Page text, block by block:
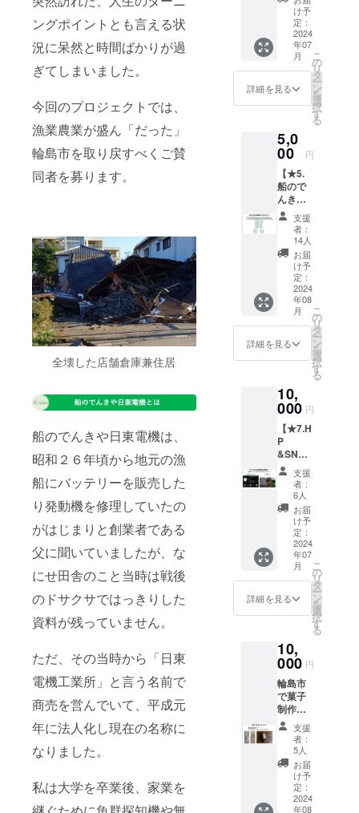
ングポイントとも言える状
況に呆然と時間ばかりが過
ぎてしまいました。
今回のプロジェクトでは、
漁業農業が盛ん「だった」
輪島市を取り戻すべくご賛
同者を募ります。
全壊した店舗倉庫兼住居
船のでんきや日東電機は、
昭和２６年頃から地元の漁
船にバッテリーを販売した
り発動機を修理していたの
がはじまりと創業者である
父に聞いていましたが、な
にせ田舎のこと当時は戦後
のドサクサではっきりした
資料が残っていません。
ただ、その当時から「日東
電機工業所」と言う名前で
商売を営んでいて、平成元
年に法人化し現在の名称に
なりました。
私は大学を卒業後、家業を
東電機
より、
感謝の
気持ち
を込め
てお礼
のメッ
セージ
お送り
させて
頂きま
す。 ※
支援金
額は、
申し込
み時に
「上乗
せ支
援」が
可能に
なって
おりま
す。 ※
この度
はご支
りがと
うござ
す。
け予
定：
2024
年07
月
詳細を見る
こ
の
リ
タ
ー
ン
を
選
択
す
る
5,0
00 円
【★5.
船ので
んきや
日東電
機オリ
ジナル
ロゴ
シー
ル】 船
のでん
きや日
東電機
のオリ
ジナル
ロゴ
シール3
トをお
届けし
ます！
オリジ
ナルロ
ゴマー
クシー
ル(3枚
セット)
大5cm
四方
小3cm
四方と
なりま
す。 ※
ただし
出来上
になら
ない場
ざいま
す。ご
了承く
ださい
※支援金
額は、
申し込
み時に
「上乗
せ支
支援
者：
14人
お届
け予
定：
2024
年08
月
詳細を見る
こ
の
リ
タ
ー
ン
を
選
択
す
る
10,
000 円
【★7.H
P
&SNS
（Insta
gram）
お名前
掲載】
日東電
機のHP
&SNS
（Insta
gram）
に支援
者様の
お名前
頂きま
す！ HP
及び
SNS（I
nstagra
m）い
ずれも
文字の
みの掲
載とな
りま
す。 HP
及び
支援
者：
6人
お届
け予
定：
2024
年07
月
詳細を見る
こ
の
リ
タ
ー
ン
を
選
択
す
る
10,
000 円
輪島市
で菓子
制作を
されて
いる
「の菓
子研究
所」様
の船と
網とイ
支援
者：
5人
お届
け予
定：
2024
年08